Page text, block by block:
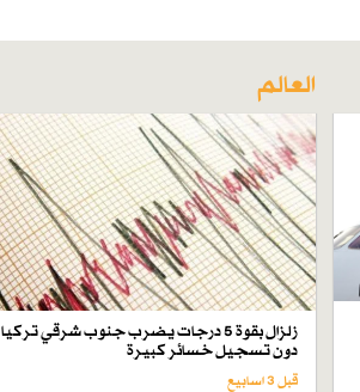
العالم
زلزال بقوة 5 درجات يضرب جنوب شرقي تركيا
دون تسجيل خسائر كبيرة
قبل 3 اسابیع